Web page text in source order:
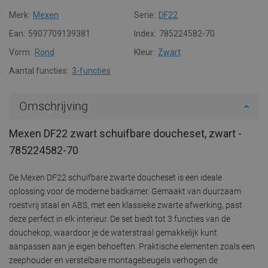
Merk: Mexen Serie: DF22
Ean: 5907709139381 Index: 785224582-70
Vorm: Rond Kleur: Zwart
Aantal functies: 3-functies
Omschrijving
Mexen DF22 zwart schuifbare doucheset, zwart -
785224582-70
De Mexen DF22 schuifbare zwarte doucheset is een ideale
oplossing voor de moderne badkamer. Gemaakt van duurzaam
roestvrij staal en ABS, met een klassieke zwarte afwerking, past
deze perfect in elk interieur. De set biedt tot 3 functies van de
douchekop, waardoor je de waterstraal gemakkelijk kunt
aanpassen aan je eigen behoeften. Praktische elementen zoals een
zeephouder en verstelbare montagebeugels verhogen de